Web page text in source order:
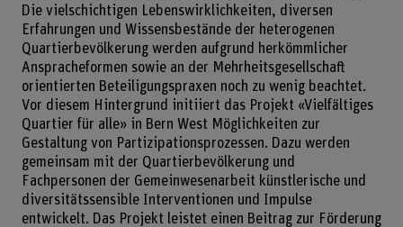
Die vielschichtigen Lebenswirklichkeiten, diversen
Erfahrungen und Wissensbestände der heterogenen
Quartierbevölkerung werden aufgrund herkömmlicher
Anspracheformen sowie an der Mehrheitsgesellschaft
orientierten Beteiligungspraxen noch zu wenig beachtet.
Vor diesem Hintergrund initiiert das Projekt «Vielfältiges
Quartier für alle» in Bern West Möglichkeiten zur
Gestaltung von Partizipationsprozessen. Dazu werden
gemeinsam mit der Quartierbevölkerung und
Fachpersonen der Gemeinwesenarbeit künstlerische und
diversitätssensible Interventionen und Impulse
entwickelt. Das Projekt leistet einen Beitrag zur Förderung